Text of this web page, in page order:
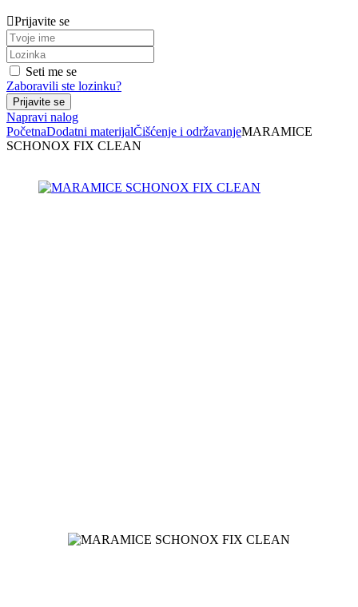
Prijavite se
Seti me se
Zaboravili ste lozinku?
Napravi nalog
PočetnaDodatni materijalČišćenje i održavanjeMARAMICE
SCHONOX FIX CLEAN